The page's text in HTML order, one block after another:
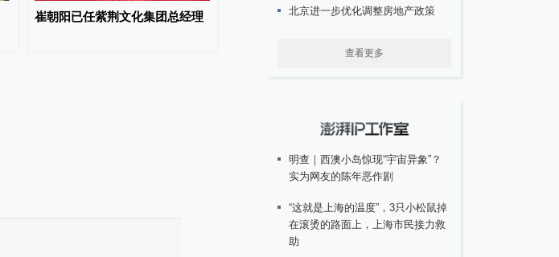
崔朝阳已任紫荆文化集团总经理
新任江西省委常委张莹已任省委
新任重庆市副市长吴树
北京进一步优化调整房地产政策
查看更多
明查｜西澳小岛惊现“宇宙异象”？
实为网友的陈年恶作剧
“这就是上海的温度”，3只小松鼠掉
在滚烫的路面上，上海市民接力救
助